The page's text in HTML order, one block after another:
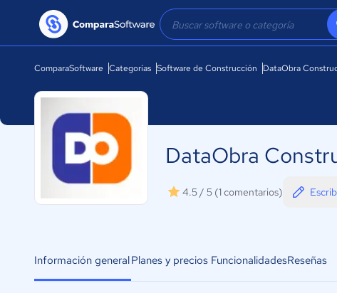
ComparaSoftware Categorías Software de Construcción DataObra
DataObra
4.5 / 5 (1 comentarios)
Información generalPlanes y precios FuncionalidadesReseñas